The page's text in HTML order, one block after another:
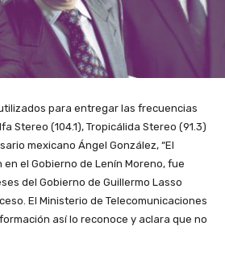
para entregar las frecuencias
Stereo (104.1), Tropicálida Stereo (91.3)
mexicano Ángel González, “El
en el Gobierno de Lenín Moreno, fue
del Gobierno de Guillermo Lasso
El Ministerio de Telecomunicaciones
así lo reconoce y aclara que no